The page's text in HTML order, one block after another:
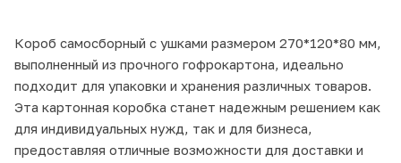
Короб самосборный с ушками размером 270*120*80 мм,
выполненный из прочного гофрокартона, идеально
подходит для упаковки и хранения различных товаров.
Эта картонная коробка станет надежным решением как
для индивидуальных нужд, так и для бизнеса,
предоставляя отличные возможности для доставки и